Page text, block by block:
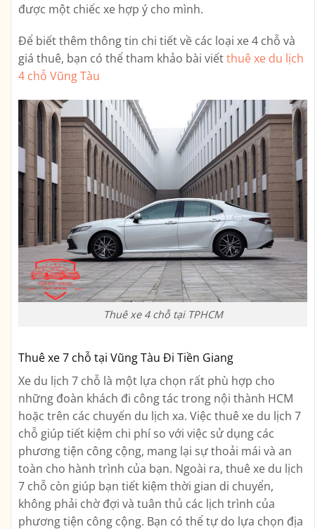
được một chiếc xe hợp ý cho mình.
Để biết thêm thông tin chi tiết về các loại xe 4 chỗ và
giá thuê, bạn có thể tham khảo bài viếtthuê xe du lịch
4 chỗ Vũng Tàu
Thuê xe 4 chỗ tại TPHCM
Thuê xe 7 chỗ tại Vũng Tàu Đi Tiền Giang
Xe du lịch 7 chỗ là một lựa chọn rất phù hợp cho
những đoàn khách đi công tác trong nội thành HCM
hoặc trên các chuyến du lịch xa. Việc thuê xe du lịch 7
chỗ giúp tiết kiệm chi phí so với việc sử dụng các
phương tiện công cộng, mang lại sự thoải mái và an
toàn cho hành trình của bạn. Ngoài ra, thuê xe du lịch
7 chỗ còn giúp bạn tiết kiệm thời gian di chuyển,
không phải chờ đợi và tuân thủ các lịch trình của
phương tiện công cộng. Bạn có thể tự do lựa chọn địa